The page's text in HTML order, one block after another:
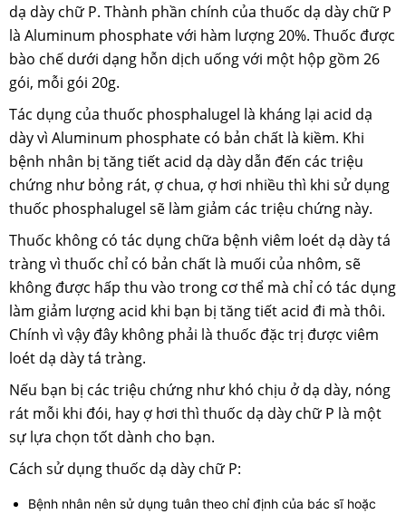
dạ dày chữ P. Thành phần chính của thuốc dạ dày chữ P
là Aluminum phosphate với hàm lượng 20%. Thuốc được
bào chế dưới dạng hỗn dịch uống với một hộp gồm 26
gói, mỗi gói 20g.
Tác dụng của thuốc phosphalugel là kháng lại acid dạ
dày vì Aluminum phosphate có bản chất là kiềm. Khi
bệnh nhân bị tăng tiết acid dạ dày dẫn đến các triệu
chứng như bỏng rát, ợ chua, ợ hơi nhiều thì khi sử dụng
thuốc phosphalugel sẽ làm giảm các triệu chứng này.
Thuốc không có tác dụng chữa bệnh viêm loét dạ dày tá
tràng vì thuốc chỉ có bản chất là muối của nhôm, sẽ
không được hấp thu vào trong cơ thể mà chỉ có tác dụng
làm giảm lượng acid khi bạn bị tăng tiết acid đi mà thôi.
Chính vì vậy đây không phải là thuốc đặc trị được viêm
loét dạ dày tá tràng.
Nếu bạn bị các triệu chứng như khó chịu ở dạ dày, nóng
rát mỗi khi đói, hay ợ hơi thì thuốc dạ dày chữ P là một
sự lựa chọn tốt dành cho bạn.
Cách sử dụng thuốc dạ dày chữ P:
Bệnh nhân nên sử dụng tuân theo chỉ định của bác sĩ hoặc